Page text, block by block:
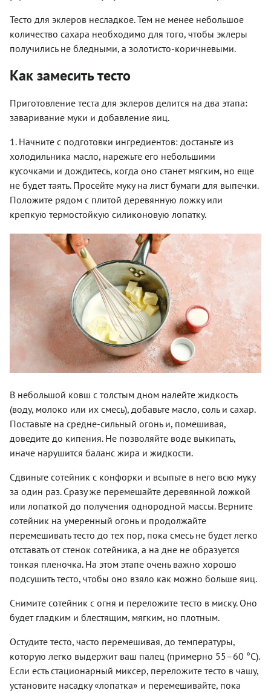
Тесто для эклеров несладкое. Тем не менее небольшое
количество сахара необходимо для того, чтобы эклеры
получились не бледными, а золотисто-коричневыми.
Как замесить тесто
Приготовление теста для эклеров делится на два этапа:
заваривание муки и добавление яиц.
1. Начните с подготовки ингредиентов: достаньте из
холодильника масло, нарежьте его небольшими
кусочками и дождитесь, когда оно станет мягким, но еще
не будет таять. Просейте муку на лист бумаги для выпечки.
Положите рядом с плитой деревянную ложку или
крепкую термостойкую силиконовую лопатку.
В небольшой ковш с толстым дном налейте жидкость
(воду, молоко или их смесь), добавьте масло, соль и сахар.
Поставьте на средне-сильный огонь и, помешивая,
доведите до кипения. Не позволяйте воде выкипать,
иначе нарушится баланс жира и жидкости.
Сдвиньте сотейник с конфорки и всыпьте в него всю муку
за один раз. Сразу же перемешайте деревянной ложкой
или лопаткой до получения однородной массы. Верните
сотейник на умеренный огонь и продолжайте
перемешивать тесто до тех пор, пока смесь не будет легко
отставать от стенок сотейника, а на дне не образуется
тонкая пленочка. На этом этапе очень важно хорошо
подсушить тесто, чтобы оно взяло как можно больше яиц.
Снимите сотейник с огня и переложите тесто в миску. Оно
будет гладким и блестящим, мягким, но плотным.
Остудите тесто, часто перемешивая, до температуры,
которую легко выдержит ваш палец (примерно 55–60 °С).
Если есть стационарный миксер, переложите тесто в чашу,
установите насадку «лопатка» и перемешивайте, пока